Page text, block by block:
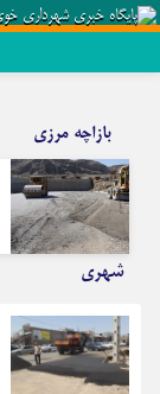
سروش
ایتا
آپارات
رمز عبور
مرا به خاطر بسپار
بازاچه مرزی
شهری